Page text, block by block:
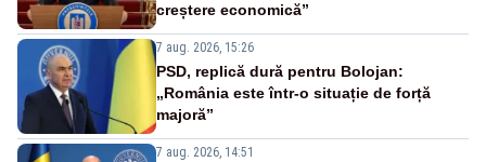
creștere economică”
7 aug. 2026, 15:26
PSD, replică dură pentru Bolojan:
„România este într-o situație de forță
majoră”
7 aug. 2026, 14:51